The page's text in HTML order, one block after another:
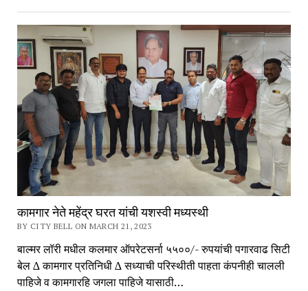
कामगार नेते महेंद्र घरत यांची यशस्वी मध्यस्थी
BY CITY BELL ON MARCH 21, 2023
बाल्मर लॉरी मधील कलमार ऑपरेटसर्ना ५५००/- रुपयांची पगारवाढ सिटी
बेल ∆ कामगार प्रतिनिधी ∆ सध्याची परिस्थीती पाहता कंपनीही चालली
पाहिजे व कामगारहि जगला पाहिजे यासाठी…